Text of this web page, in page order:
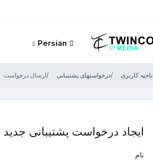
Persian
ناحیه کاربری درخواستهای پشتیبانی ارسال درخواست
ایجاد درخواست پشتیبانی جدید
نام